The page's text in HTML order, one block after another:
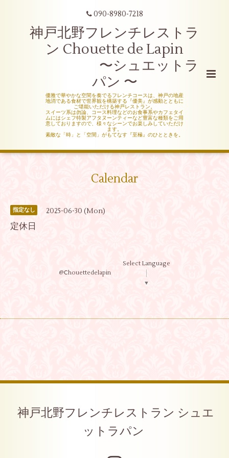
090-8980-7218
神戸北野フレンチレストラ
ン Chouette de Lapin
〜シュエットラ
パン 〜
優雅で華やかな空間を奏でるフレンチコースは、神戸の地産
地消である食材で世界観を構築する『優美』が感動とともに
ご堪能いただける神戸レストラン。
スイーツ系は勿論、コース料理などのお食事系やカフェタイ
ムにはシェフ特製アフタヌーンティーなど豊富な種類をご用
意しておりますので、様々なシーンでお楽しみしていただけ
ます。
素敵な「時」と「空間」がもてなす『至極』のひとときを。
Calendar
指定なし 2025-06-30 (Mon)
定休日
@Ⅽhouettedelapin
Select Language
▼
神戸北野フレンチレストラン シュエ
ットラパン